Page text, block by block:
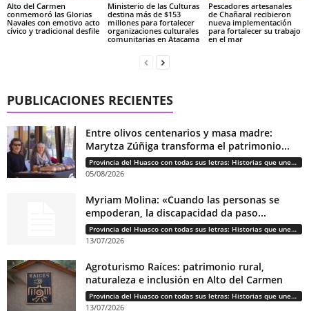
Alto del Carmen
conmemoró las Glorias
Navales con emotivo acto
cívico y tradicional desfile
Ministerio de las Culturas
destina más de $153
millones para fortalecer
organizaciones culturales
comunitarias en Atacama
Pescadores artesanales
de Chañaral recibieron
nueva implementación
para fortalecer su trabajo
en el mar
PUBLICACIONES RECIENTES
Entre olivos centenarios y masa madre:
Marytza Zúñiga transforma el patrimonio...
Provincia del Huasco con todas sus letras: Historias que unen cultura, diversidad e identidad
05/08/2026
Myriam Molina: «Cuando las personas se
empoderan, la discapacidad da paso...
Provincia del Huasco con todas sus letras: Historias que unen cultura, diversidad e identidad
13/07/2026
Agroturismo Raíces: patrimonio rural,
naturaleza e inclusión en Alto del Carmen
Provincia del Huasco con todas sus letras: Historias que unen cultura, diversidad e identidad
13/07/2026